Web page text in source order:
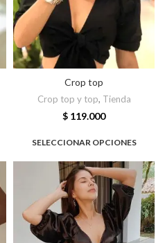
Crop top
Crop top y top, Tienda
$ 119.000
SELECCIONAR OPCIONES